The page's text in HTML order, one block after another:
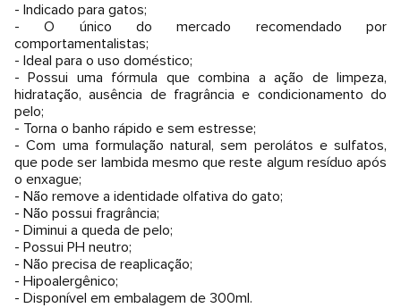
- Indicado para gatos;
- O único do mercado recomendado por
comportamentalistas;
- Ideal para o uso doméstico;
- Possui uma fórmula que combina a ação de limpeza,
hidratação, ausência de fragrância e condicionamento do
pelo;
- Torna o banho rápido e sem estresse;
- Com uma formulação natural, sem perolátos e sulfatos,
que pode ser lambida mesmo que reste algum resíduo após
o enxague;
- Não remove a identidade olfativa do gato;
- Não possui fragrância;
- Diminui a queda de pelo;
- Possui PH neutro;
- Não precisa de reaplicação;
- Hipoalergênico;
- Disponível em embalagem de 300ml.